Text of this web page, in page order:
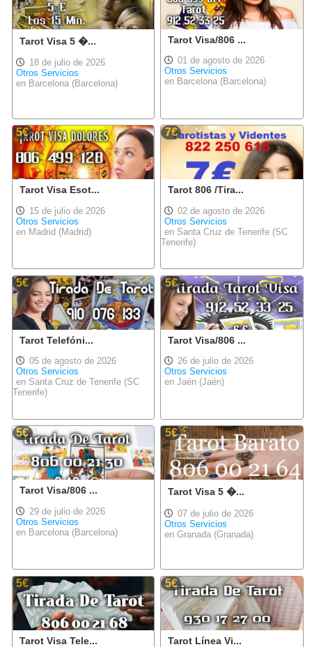
Tarot Visa 5 �...
18 de julio de 2026
Otros Servicios
en Barcelona (Barcelona)
Tarot Visa/806 ...
01 de agosto de 2026
Otros Servicios
en Barcelona (Barcelona)
5€
Tarot Visa Esot...
15 de julio de 2026
Otros Servicios
en Madrid (Madrid)
7€
Tarot 806 /Tira...
02 de agosto de 2026
Otros Servicios
en Santa Cruz de Tenerife (SC
Tenerife)
5€
Tarot Telefóni...
05 de agosto de 2026
Otros Servicios
en Santa Cruz de Tenerife (SC
Tenerife)
5€
Tarot Visa/806 ...
26 de julio de 2026
Otros Servicios
en Jaén (Jaén)
5€
Tarot Visa/806 ...
29 de julio de 2026
Otros Servicios
en Barcelona (Barcelona)
5€
Tarot Visa 5 �...
07 de julio de 2026
Otros Servicios
en Granada (Granada)
5€
Tarot Visa Tele...
5€
Tarot Línea Vi...